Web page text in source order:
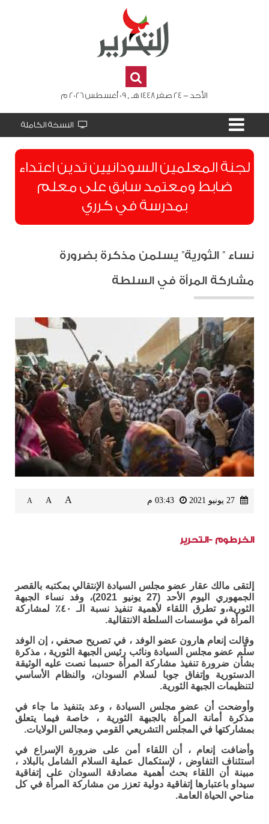
الأحد - 24 صفر 1448 هـ , 09 أغسطس 2026 م
النسخة الكاملة
لجنة المعلمين السودانيين تدين اعتداء
ضابط ومعتمد سابق على معلم
بمدرسة في كرري
نساء ” الثورية” يسلمن مذكرة بضرورة
مشاركة المرأة في السلطة
A
A
A
الخرطوم -التحرير
إلتقى مالك عقار عضو مجلس السيادة الإنتقالي بمكتبه بالقصر
الجمهوري اليوم الأحد (27 يونيو 2021)، وفد نساء الجبهة
الثورية،و تطرق اللقاء لأهمية تنفيذ نسبة الـ ٤٠٪ لمشاركة
المرأة في مؤسسات السلطة الانتقالية.
وقالت إنعام هارون عضو الوفد ، في تصريح صحفي ، إن الوفد
سلّم عضو مجلس السيادة ونائب رئيس الجبهة الثورية ، مذكرة
بشأن ضرورة تنفيذ مشاركة المرأة حسبما نصت عليه الوثيقة
الدستورية وإتفاق جوبا لسلام السودان، والنظام الأساسي
لتنظيمات الجبهة الثورية.
وأوضحت أن عضو مجلس السيادة ، وعد بتنفيذ ما جاء في
مذكرة أمانة المرأة بالجبهة الثورية ، خاصة فيما يتعلق
بمشاركتها في المجلس التشريعي القومي ومجالس الولايات.
وأضافت إنعام ، أن اللقاء أمن على ضرورة الإسراع في
استئناف التفاوض ، لإستكمال عملية السلام الشامل بالبلاد ،
مبينة أن اللقاء بحث أهمية مصادقة السودان على إتفاقية
سيداو باعتبارها إتفاقية دولية تعزز من مشاركة المرأة في كل
مناحي الحياة العامة.